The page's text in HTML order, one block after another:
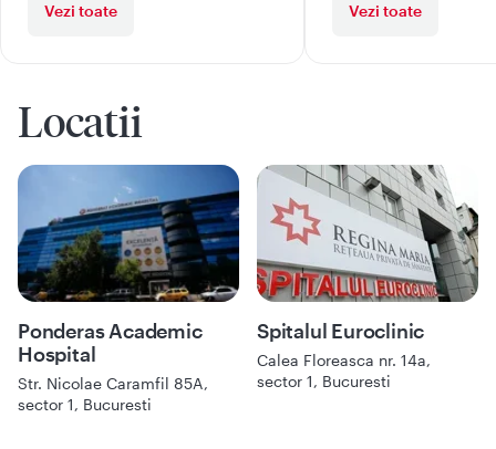
Vezi toate Vezi toate
Locatii
Ponderas Academic
Hospital
Str. Nicolae Caramfil 85A,
sector 1, Bucuresti
Spitalul Euroclinic
Calea Floreasca nr. 14a,
sector 1, Bucuresti